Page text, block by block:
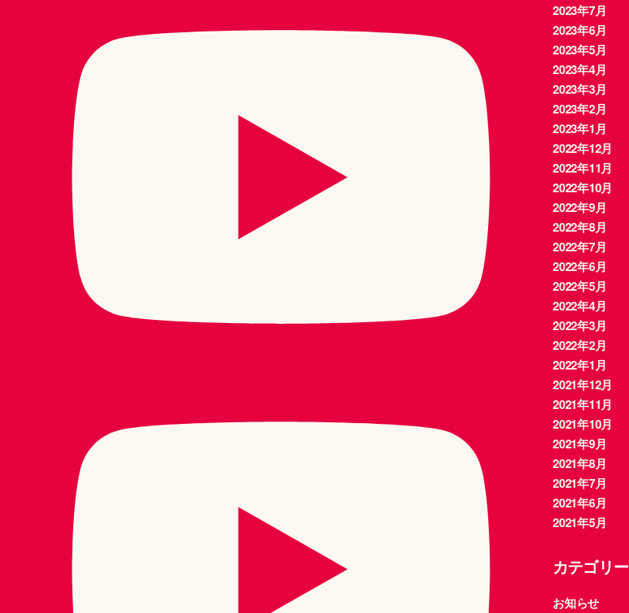
2023年7月
2023年6月
2023年5月
2023年4月
2023年3月
2023年2月
2023年1月
2022年12月
2022年11月
2022年10月
2022年9月
2022年8月
2022年7月
2022年6月
2022年5月
2022年4月
2022年3月
2022年2月
2022年1月
2021年12月
2021年11月
2021年10月
2021年9月
2021年8月
2021年7月
2021年6月
2021年5月
カテゴリー
お知らせ